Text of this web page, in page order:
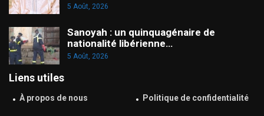
5 Août, 2026
Sanoyah : un quinquagénaire de
nationalité libérienne…
5 Août, 2026
Liens utiles
À propos de nous Politique de confidentialité